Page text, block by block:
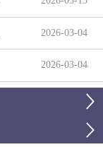
2026-03-04
2026-03-04